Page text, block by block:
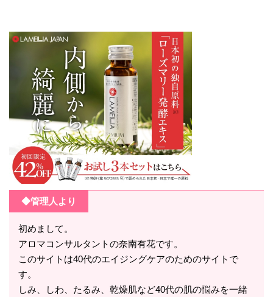
◆管理人より
初めまして。
アロマコンサルタントの奈南有花です。
このサイトは40代のエイジングケアのためのサイトで
す。
しみ、しわ、たるみ、乾燥肌など40代の肌の悩みを一緒